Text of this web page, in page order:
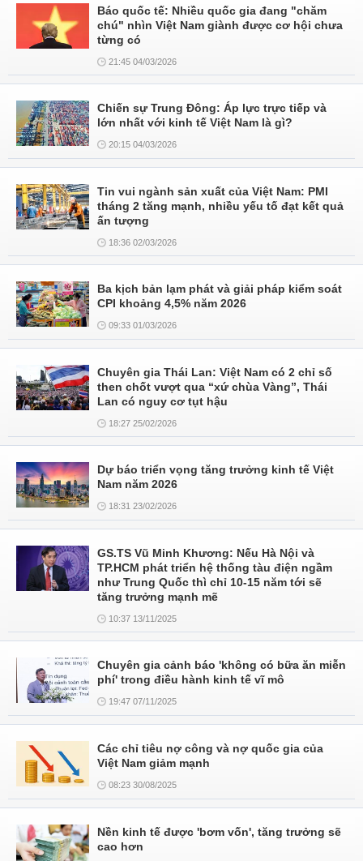
Báo quốc tế: Nhiều quốc gia đang "chăm
chú" nhìn Việt Nam giành được cơ hội chưa
từng có
21:45 04/03/2026
Chiến sự Trung Đông: Áp lực trực tiếp và
lớn nhất với kinh tế Việt Nam là gì?
20:15 04/03/2026
Tin vui ngành sản xuất của Việt Nam: PMI
tháng 2 tăng mạnh, nhiều yếu tố đạt kết quả
ấn tượng
18:36 02/03/2026
Ba kịch bản lạm phát và giải pháp kiểm soát
CPI khoảng 4,5% năm 2026
09:33 01/03/2026
Chuyên gia Thái Lan: Việt Nam có 2 chỉ số
then chốt vượt qua “xứ chùa Vàng”, Thái
Lan có nguy cơ tụt hậu
18:27 25/02/2026
Dự báo triển vọng tăng trưởng kinh tế Việt
Nam năm 2026
18:31 23/02/2026
GS.TS Vũ Minh Khương: Nếu Hà Nội và
TP.HCM phát triển hệ thống tàu điện ngầm
như Trung Quốc thì chỉ 10-15 năm tới sẽ
tăng trưởng mạnh mẽ
10:37 13/11/2025
Chuyên gia cảnh báo 'không có bữa ăn miễn
phí' trong điều hành kinh tế vĩ mô
19:47 07/11/2025
Các chỉ tiêu nợ công và nợ quốc gia của
Việt Nam giảm mạnh
08:23 30/08/2025
Nền kinh tế được 'bơm vốn', tăng trưởng sẽ
cao hơn